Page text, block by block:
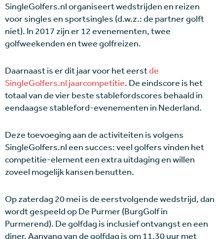
SingleGolfers.nl organiseert wedstrijden en reizen
voor singles en sportsingles (d.w.z.: de partner golft
niet). In 2017 zijn er 12 evenementen, twee
golfweekenden en twee golfreizen.
Daarnaast is er dit jaar voor het eerstde
SingleGolfers.nl jaarcompetitie. De eindscore is het
totaal van de vier beste stablefordscores behaald in
eendaagse stableford-evenementen in Nederland.
Deze toevoeging aan de activiteiten is volgens
SingleGolfers.nl een succes: veel golfers vinden het
competitie-element een extra uitdaging en willen
zoveel mogelijk kansen benutten.
Op zaterdag 20 mei is de eerstvolgende wedstrijd, dan
wordt gespeeld op De Purmer (BurgGolf in
Purmerend). De golfdag is inclusief ontvangst en een
diner. Aanvang van de golfdag is om 11.30 uur met